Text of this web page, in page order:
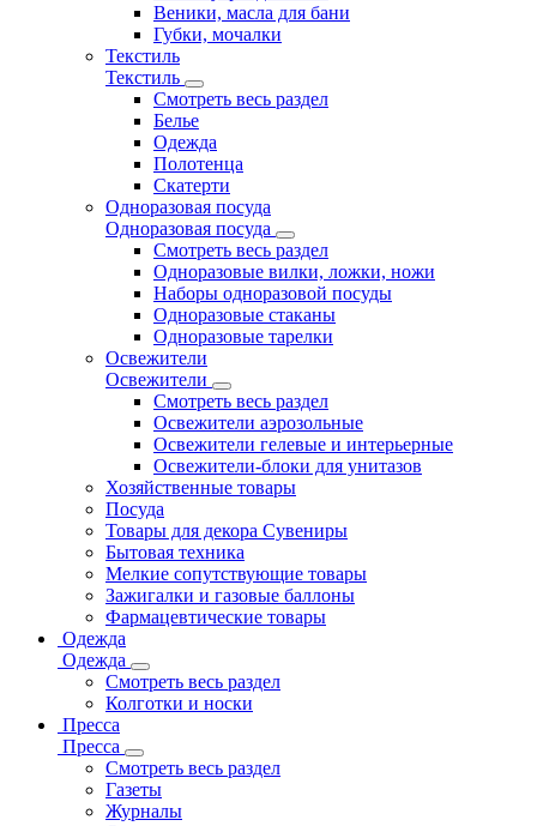
Веники, масла для бани
Губки, мочалки
Текстиль
Текстиль
Смотреть весь раздел
Белье
Одежда
Полотенца
Скатерти
Одноразовая посуда
Одноразовая посуда
Смотреть весь раздел
Одноразовые вилки, ложки, ножи
Наборы одноразовой посуды
Одноразовые стаканы
Одноразовые тарелки
Освежители
Освежители
Смотреть весь раздел
Освежители аэрозольные
Освежители гелевые и интерьерные
Освежители-блоки для унитазов
Хозяйственные товары
Посуда
Товары для декора Сувениры
Бытовая техника
Мелкие сопутствующие товары
Зажигалки и газовые баллоны
Фармацевтические товары
Одежда
Одежда
Смотреть весь раздел
Колготки и носки
Пресса
Пресса
Смотреть весь раздел
Газеты
Журналы